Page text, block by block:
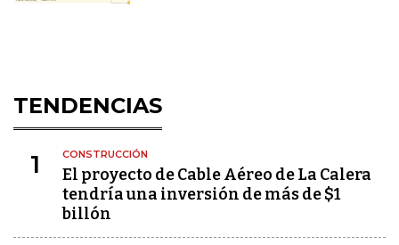
TENDENCIAS
1 CONSTRUCCIÓN
El proyecto de Cable Aéreo de La Calera
tendría una inversión de más de $1
billón